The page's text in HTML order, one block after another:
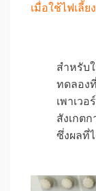
เมื่อใช้ไฟเลี้ย
สำหรับ
ทดลอง
เพาเว
สังเกต
ซึ่งผลที่